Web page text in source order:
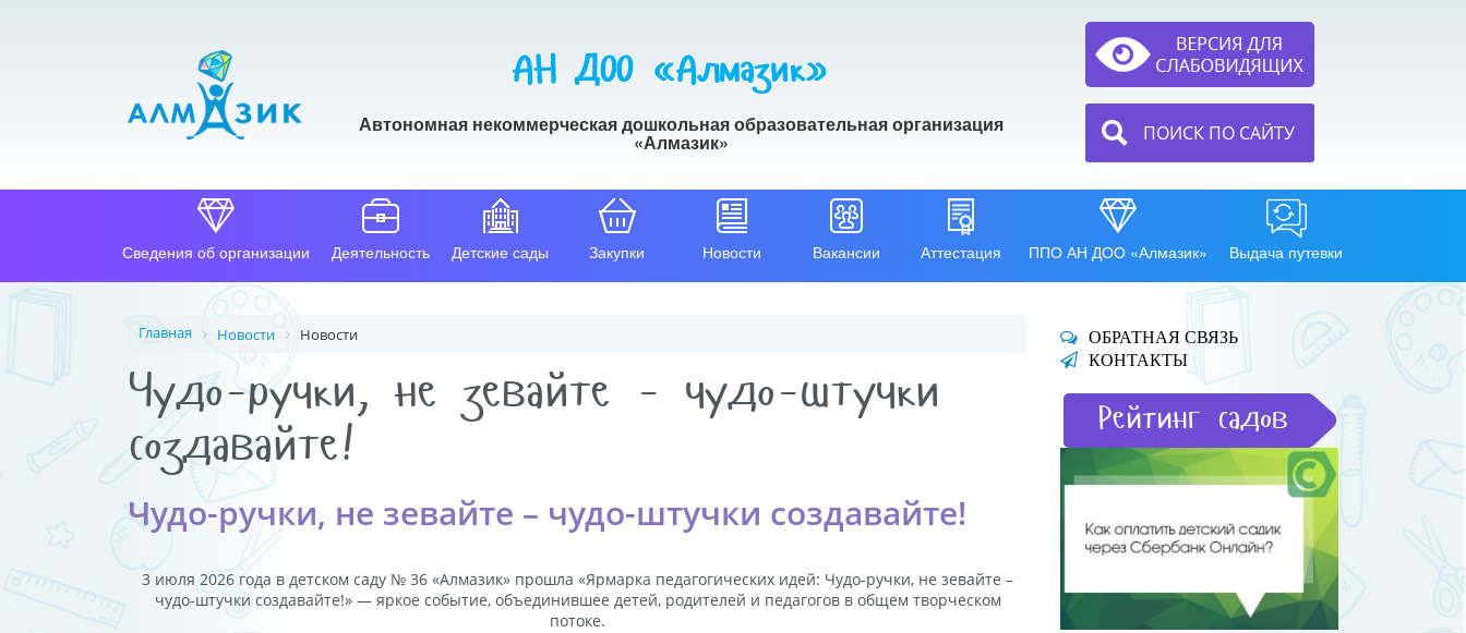
АН ДОО «Алмазик»
Автономная некоммерческая дошкольная образовательная организация
«Алмазик» ПОИСК ПО САЙТУ
Сведения об организации Деятельность Детские сады Закупки Новости Вакансии Аттестация ППО АН ДОО «Алмазик» Выдача путевки
Главная Новости Новости
Чудо-ручки, не зевайте – чудо-штучки
создавайте!
Чудо-ручки, не зевайте – чудо-штучки создавайте!
3 июля 2026 года в детском саду № 36 «Алмазик» прошла «Ярмарка педагогических идей: Чудо-ручки, не зевайте –
чудо-штучки создавайте!» — яркое событие, объединившее детей, родителей и педагогов в общем творческом
потоке.
ОБРАТНАЯ СВЯЗЬ
КОНТАКТЫ
Рейтинг садов